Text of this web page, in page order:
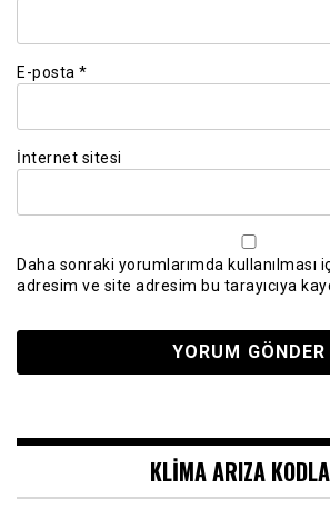
E-posta *
İnternet sitesi
Daha sonraki yorumlarımda kullanılması
adresim ve site adresim bu tarayıcıya
KLIMA ARIZA